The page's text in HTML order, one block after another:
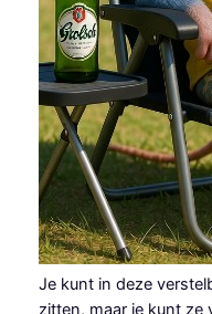
Je kunt in deze